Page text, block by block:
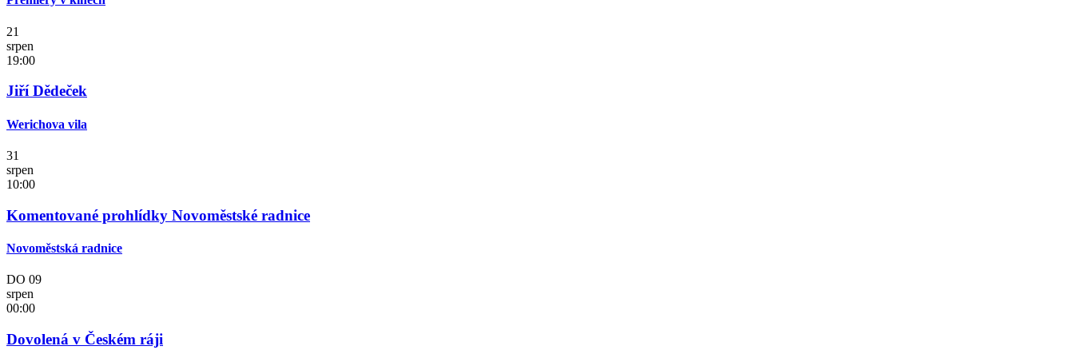
21
srpen
19:00
Jiří Dědeček
Werichova vila
31
srpen
10:00
Komentované prohlídky Novoměstské radnice
Novoměstská radnice
DO 09
srpen
00:00
Dovolená v Českém ráji